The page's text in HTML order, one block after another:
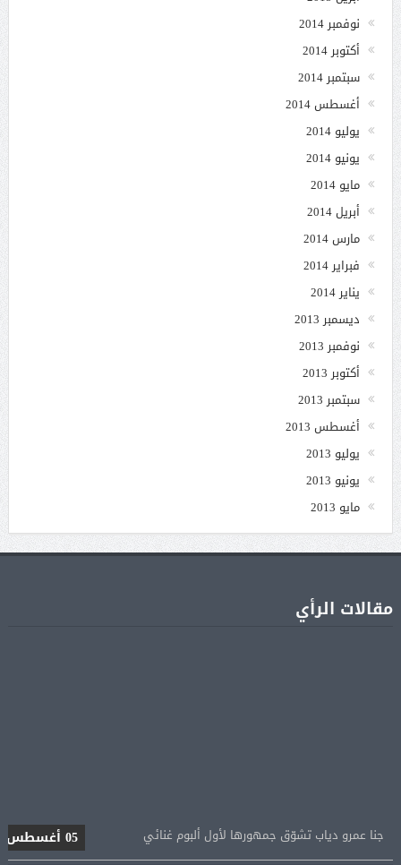
نوفمبر 2014
أكتوبر 2014
سبتمبر 2014
أغسطس 2014
يوليو 2014
يونيو 2014
مايو 2014
أبريل 2014
مارس 2014
فبراير 2014
يناير 2014
ديسمبر 2013
نوفمبر 2013
أكتوبر 2013
سبتمبر 2013
أغسطس 2013
يوليو 2013
يونيو 2013
مايو 2013
مقالات الرأي